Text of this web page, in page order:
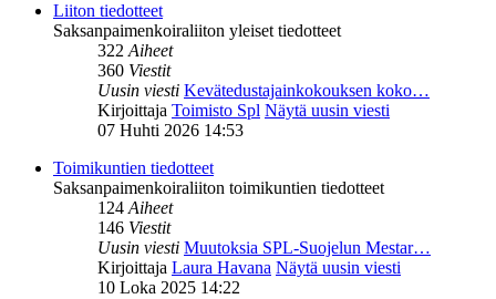
Liiton tiedotteet
Saksanpaimenkoiraliiton yleiset tiedotteet
322Aiheet
360 Viestit
Uusin viesti Kevätedustajainkokouksen koko…
Kirjoittaja Toimisto Spl Näytä uusin viesti
07 Huhti 2026 14:53
Toimikuntien tiedotteet
Saksanpaimenkoiraliiton toimikuntien tiedotteet
124Aiheet
146 Viestit
Uusin viesti Muutoksia SPL-Suojelun Mestar…
Kirjoittaja Laura Havana Näytä uusin viesti
10 Loka 2025 14:22